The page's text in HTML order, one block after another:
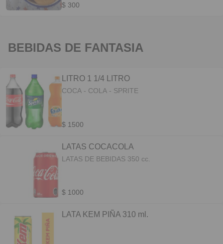
$ 300
BEBIDAS DE FANTASIA
LITRO 1 1/4 LITRO
COCA - COLA - SPRITE
$ 1500
LATAS COCACOLA
LATAS DE BEBIDAS 350 cc.
$ 1000
LATA KEM PIÑA 310 ml.